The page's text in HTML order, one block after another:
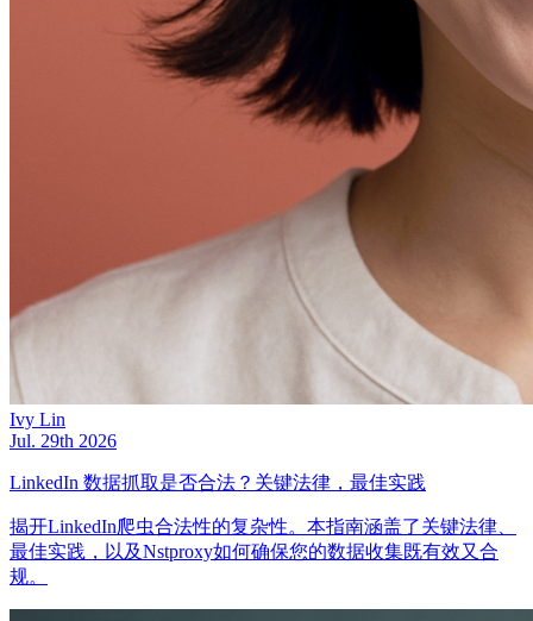
Ivy Lin
Jul. 29th 2026
LinkedIn 数据抓取是否合法？关键法律，最佳实践
揭开LinkedIn爬虫合法性的复杂性。本指南涵盖了关键法律、
最佳实践，以及Nstproxy如何确保您的数据收集既有效又合
规。